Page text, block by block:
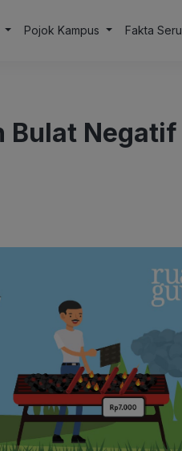
Pojok Kampus Fakta Seru
Negatif |